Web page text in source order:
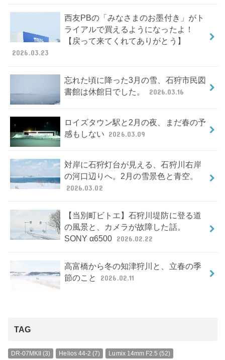
西友PBの「みなさまのお墨付き」がト
ライアルで買えるようになったよ！
【戻って来てくれてありがとう】
2026.03.23
忘れた頃に降った3月の雪、石狩市民図
書館は休館日でした。
2026.03.16
ロイズタウン駅と2月の夜、まだ春の予
感もしない 2026.03.09
対岸に石狩灯台が見える、石狩川右岸
の河口辺りへ。2月の雪景色と青空。
2026.03.02
【当別町ビトエ】石狩川堤防に登る道
の風景と、カメラが故障した話。
SONY α6500 2026.02.22
高富橋から冬の知津狩川と、立春の季
節のこと
2026.02.11
TAG
DR-07MKII(3) Helios 44-2 (7) Lumix 14mm F2.5 (52)